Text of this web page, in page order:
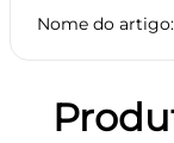
Nome do artigo